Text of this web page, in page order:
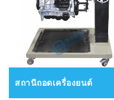
สถานีถอดเครื่องยนต์